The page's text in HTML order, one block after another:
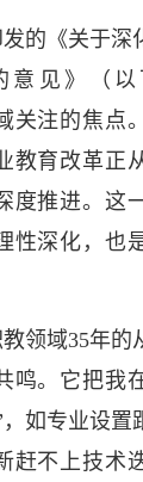
的《关于深
意见》（以
关注的焦点
教育改革正
度推进。这
性深化，也
领域35年的
鸣。它把我
如专业设置
赶不上技术